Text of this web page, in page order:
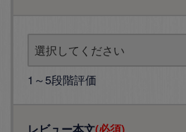
1～5段階評価